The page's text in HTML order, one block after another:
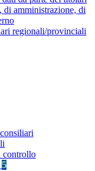
amministrazione, di
regionali/provinciali
controllo
5